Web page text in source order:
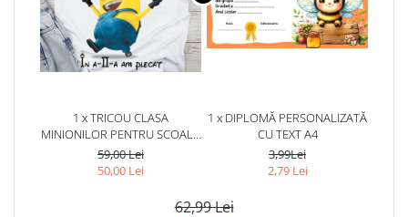
1 x TRICOU CLASA
MINIONILOR PENTRU SCOALA
SAU GRADINITA ABS1068.58
59,00 Lei
50,00 Lei
1 x DIPLOMĂ PERSONALIZATĂ
CU TEXT A4
3,99Lei
2,79 Lei
62,99 Lei